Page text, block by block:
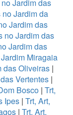
Jardim das
Jardim da
Jardim das
no Jardim das
Jardim das
Miragaia
das Oliveiras|
Vertentes|
Bosco| Trt,
Ipes | Trt, Art,
| Trt, Art,